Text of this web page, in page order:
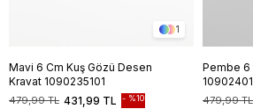
1
Mavi 6 Cm Kuş Gözü Desen
Kravat 1090235101
431,99 TL
479,99 TL %10
Pembe 6
479,99 TL